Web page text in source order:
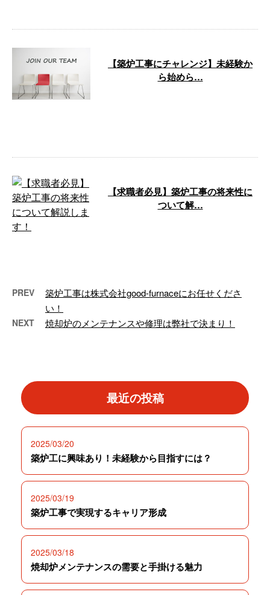
【築炉工事にチャレンジ】未経験か
ら始めら…
【求職者必見】築炉工事の将来性に
ついて解…
PREV
築炉工事は株式会社good-furnaceにお任せくださ
い！
NEXT 焼却炉のメンテナンスや修理は弊社で決まり！
最近の投稿
2025/03/20
築炉工に興味あり！未経験から目指すには？
2025/03/19
築炉工事で実現するキャリア形成
2025/03/18
焼却炉メンテナンスの需要と手掛ける魅力